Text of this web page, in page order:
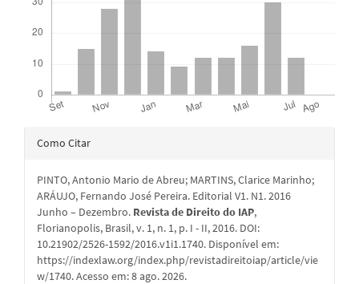
Detalhes
artigo
Como Citar
PINTO, Antonio Mario de Abreu; MARTINS, Clarice Marinho;
ARÁUJO, Fernando José Pereira. Editorial V1. N1. 2016
Junho – Dezembro. Revista de Direito do IAP,
Florianopolis, Brasil, v. 1, n. 1, p. I - II, 2016. DOI:
10.21902/2526-1592/2016.v1i1.1740. Disponível em:
https://indexlaw.org/index.php/revistadireitoiap/article/vie
w/1740. Acesso em: 8 ago. 2026.